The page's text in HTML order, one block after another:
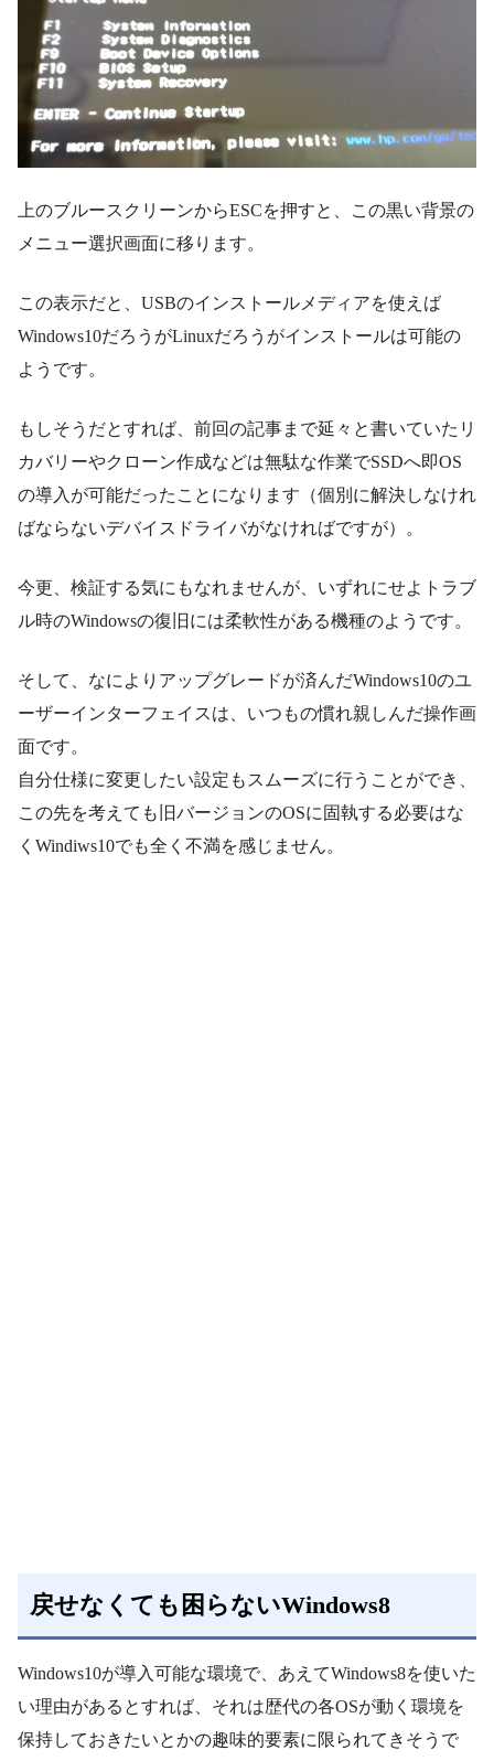
上のブルースクリーンからESCを押すと、この黒い背景の
メニュー選択画面に移ります。
この表示だと、USBのインストールメディアを使えば
Windows10だろうがLinuxだろうがインストールは可能の
ようです。
もしそうだとすれば、前回の記事まで延々と書いていたリ
カバリーやクローン作成などは無駄な作業でSSDへ即OS
の導入が可能だったことになります（個別に解決しなけれ
ばならないデバイスドライバがなければですが）。
今更、検証する気にもなれませんが、いずれにせよトラブ
ル時のWindowsの復旧には柔軟性がある機種のようです。
そして、なによりアップグレードが済んだWindows10のユ
ーザーインターフェイスは、いつもの慣れ親しんだ操作画
面です。
自分仕様に変更したい設定もスムーズに行うことができ、
この先を考えても旧バージョンのOSに固執する必要はな
くWindiws10でも全く不満を感じません。
戻せなくても困らないWindows8
Windows10が導入可能な環境で、あえてWindows8を使いた
い理由があるとすれば、それは歴代の各OSが動く環境を
保持しておきたいとかの趣味的要素に限られてきそうで